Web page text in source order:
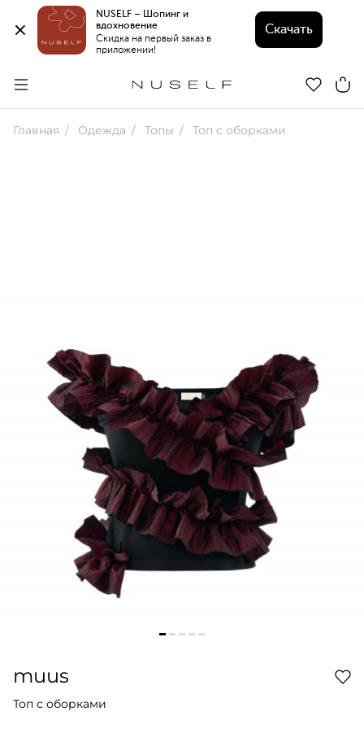
NUSELF – Шопинг и
вдохновение
Скидка на первый заказ в
приложении!
Скачать
Главная Одежда Топы Топ с оборками
muus
Топ с оборками